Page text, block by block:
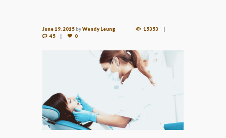
June 19, 2015 byWendy Leung
15353
45
0